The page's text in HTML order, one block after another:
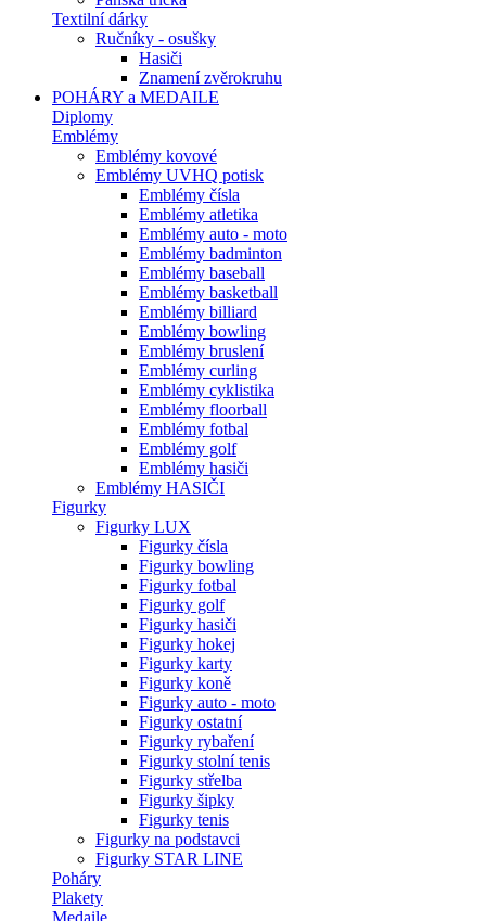
Textilní dárky
Ručníky - osušky
Hasiči
Znamení zvěrokruhu
POHÁRY a MEDAILE
Diplomy
Emblémy
Emblémy kovové
Emblémy UVHQ potisk
Emblémy čísla
Emblémy atletika
Emblémy auto - moto
Emblémy badminton
Emblémy baseball
Emblémy basketball
Emblémy billiard
Emblémy bowling
Emblémy bruslení
Emblémy curling
Emblémy cyklistika
Emblémy floorball
Emblémy fotbal
Emblémy golf
Emblémy hasiči
Emblémy HASIČI
Figurky
Figurky LUX
Figurky čísla
Figurky bowling
Figurky fotbal
Figurky golf
Figurky hasiči
Figurky hokej
Figurky karty
Figurky koně
Figurky auto - moto
Figurky ostatní
Figurky rybaření
Figurky stolní tenis
Figurky střelba
Figurky šipky
Figurky tenis
Figurky na podstavci
Figurky STAR LINE
Poháry
Plakety
Medaile